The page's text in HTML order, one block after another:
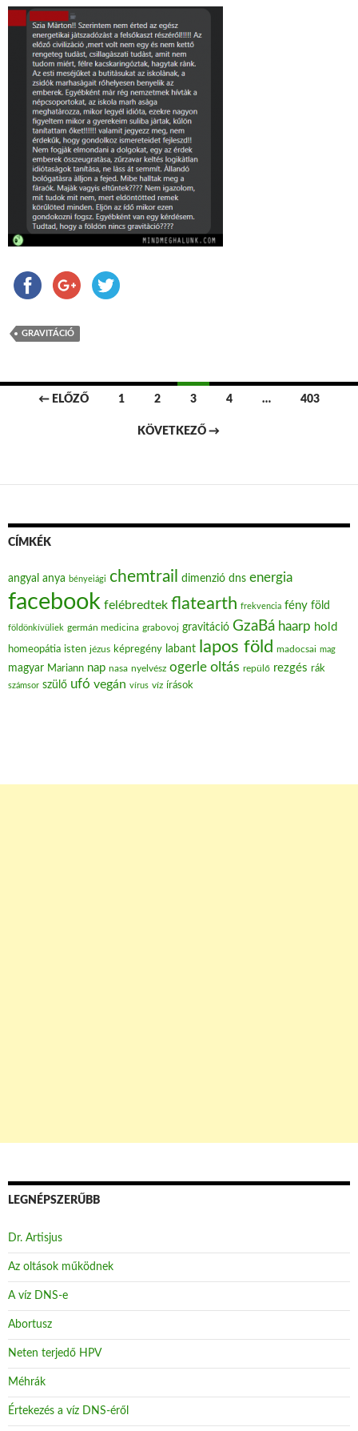
GRAVITÁCIÓ
Bejegyzések navigációja
← ELŐZŐ 1 2 3 4 … 403
KÖVETKEZŐ →
CÍMKÉK
angyal anya bényeiági chemtrail dimenzió dns energia
facebook felébredtek flatearth frekvencia fény föld
földönkívüliek germán medicina grabovoj gravitáció GzaBá haarp hold
homeopátia isten jézus képregény labant lapos föld madocsai mag
magyar Mariann nap nasa nyelvész ogerle oltás repülő rezgés rák
számsor szülő ufó vegán vírus víz írások
LEGNÉPSZERŰBB
Dr. Artisjus
Az oltások működnek
A víz DNS-e
Abortusz
Neten terjedő HPV
Méhrák
Értekezés a víz DNS-éről